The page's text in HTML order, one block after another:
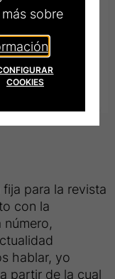
para la revista
con la
número,
hablar, yo
partir de la cual
sobre
COOKIES